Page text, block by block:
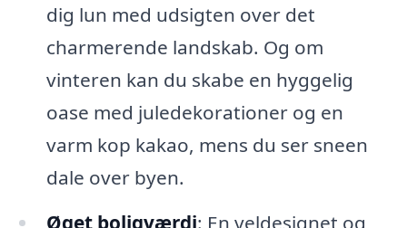
dig lun med udsigten over det
charmerende landskab. Og om
vinteren kan du skabe en hyggelig
oase med juledekorationer og en
varm kop kakao, mens du ser sneen
dale over byen.
Øget boligværdi: En veldesignet og